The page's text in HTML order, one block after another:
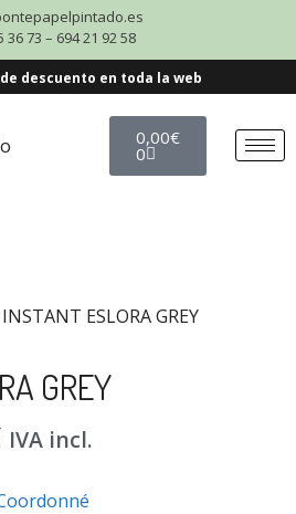
36 73 – 694 21 92 58
descuento en toda la web
0,00€
0
ESLORA GREY
GREY
IVA incl.